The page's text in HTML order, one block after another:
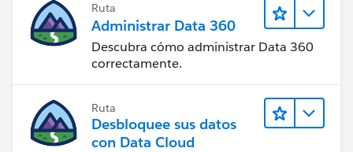
Ruta
Administrar Data 360
Descubra cómo administrar Data 360
correctamente.
Ruta
Desbloquee sus datos
con Data Cloud